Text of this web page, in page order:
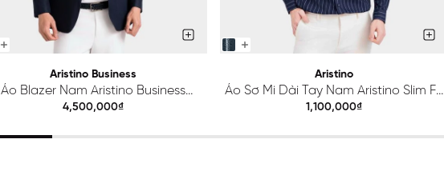
Aristino Business
Áo Blazer Nam Aristino Business
Premio 1BZ201S0H2
4,500,000₫
Aristino
Áo Sơ Mi Dài Tay Nam Aristino Slim Fit
ALS425S0H2
1,100,000₫